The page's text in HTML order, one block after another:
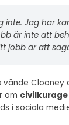
inte. Jag har
är inte att
jobb är att
vände Clooney
om
i sociala